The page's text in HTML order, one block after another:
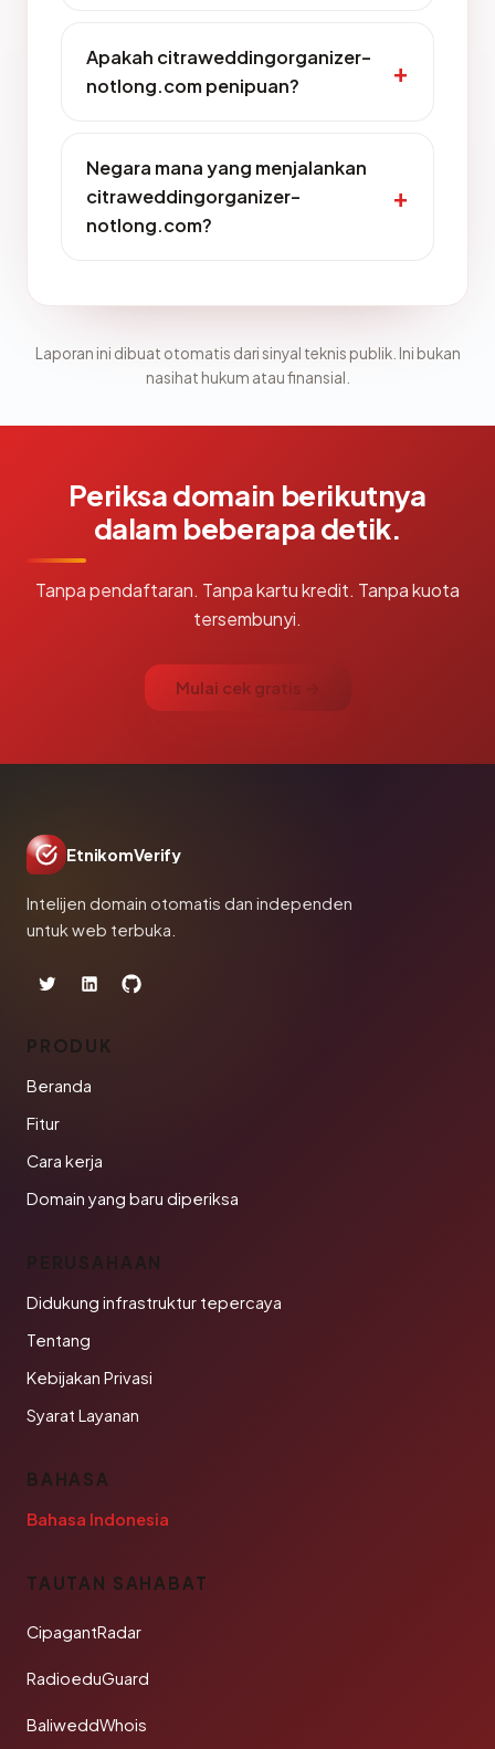
Apakah citraweddingorganizer-
notlong.com penipuan?
Negara mana yang menjalankan
citraweddingorganizer-
notlong.com?
Laporan ini dibuat otomatis dari sinyal teknis publik. Ini bukan
nasihat hukum atau finansial.
Periksa domain berikutnya
dalam beberapa detik.
Tanpa pendaftaran. Tanpa kartu kredit. Tanpa kuota
tersembunyi.
Mulai cek gratis →
EtnikomVerify
Intelijen domain otomatis dan independen
untuk web terbuka.
PRODUK
Beranda
Fitur
Cara kerja
Domain yang baru diperiksa
PERUSAHAAN
Didukung infrastruktur tepercaya
Tentang
Kebijakan Privasi
Syarat Layanan
BAHASA
Bahasa Indonesia
TAUTAN SAHABAT
CipagantRadar
RadioeduGuard
BaliweddWhois